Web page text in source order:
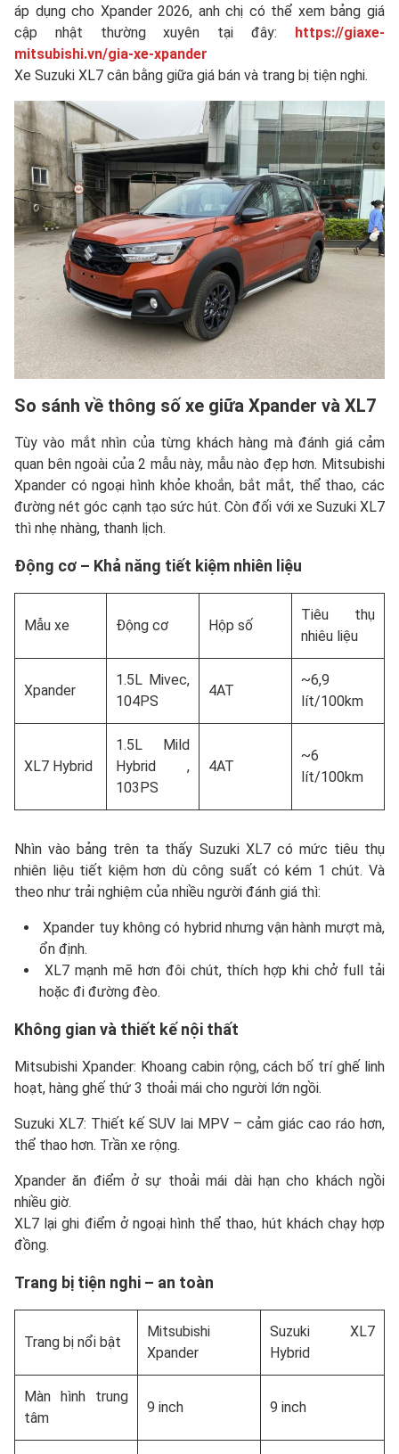
áp dụng cho Xpander 2026, anh chị có thể xem bảng giá
cập nhật thường xuyên tại đây:
https://giaxe-
mitsubishi.vn/gia-xe-xpander
Xe Suzuki XL7 cân bằng giữa giá bán và trang bị tiện nghi.
So sánh về thông số xe giữa Xpander và XL7
Tùy vào mắt nhìn của từng khách hàng mà đánh giá cảm
quan bên ngoài của 2 mẫu này, mẫu nào đẹp hơn. Mitsubishi
Xpander có ngoại hình khỏe khoắn, bắt mắt, thể thao, các
đường nét góc cạnh tạo sức hút. Còn đối với xe Suzuki XL7
thì nhẹ nhàng, thanh lịch.
Động cơ – Khả năng tiết kiệm nhiên liệu
Mẫu xe Động cơ Hộp số
Tiêu thụ
nhiêu liệu
Xpander
1.5L Mivec,
104PS
4AT
~6,9
lít/100km
XL7 Hybrid
1.5L Mild
Hybrid ,
103PS
4AT
~6
lít/100km
Nhìn vào bảng trên ta thấy Suzuki XL7 có mức tiêu thụ
nhiên liệu tiết kiệm hơn dù công suất có kém 1 chút. Và
theo như trải nghiệm của nhiều người đánh giá thì:
Xpander tuy không có hybrid nhưng vận hành mượt mà,
ổn định.
XL7 mạnh mẽ hơn đôi chút, thích hợp khi chở full tải
hoặc đi đường đèo.
Không gian và thiết kế nội thất
Mitsubishi Xpander: Khoang cabin rộng, cách bố trí ghế linh
hoạt, hàng ghế thứ 3 thoải mái cho người lớn ngồi.
Suzuki XL7: Thiết kế SUV lai MPV – cảm giác cao ráo hơn,
thể thao hơn. Trần xe rộng.
Xpander ăn điểm ở sự thoải mái dài hạn cho khách ngồi
nhiều giờ.
XL7 lại ghi điểm ở ngoại hình thể thao, hút khách chạy hợp
đồng.
Trang bị tiện nghi – an toàn
Trang bị nổi bật
Mitsubishi
Xpander
Suzuki XL7
Hybrid
Màn hình trung
tâm
9 inch 9 inch